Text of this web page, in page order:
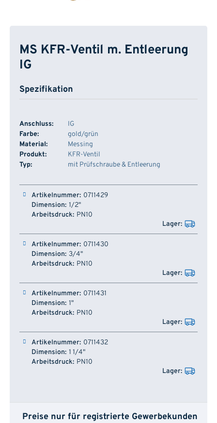
MS KFR-Ventil m. Entleerung
IG
Spezifikation
Anschluss:
IG
Farbe:
gold/grün
Material:
Messing
Produkt:
KFR-Ventil
Typ:
mit Prüfschraube & Entleerung
Artikelnummer Dimension
0711429
1/2"
PN10
0711430
3/4"
PN10
0711431
1"
PN10
0711432
1 1/4"
PN10
Preise nur für registrierte Gewerbekunden